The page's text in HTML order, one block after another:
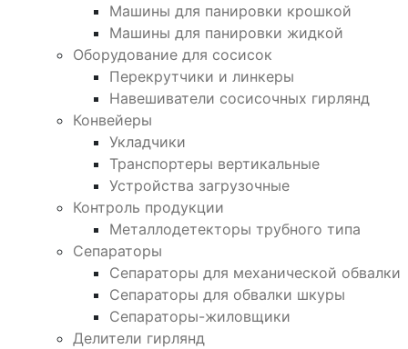
Машины для панировки крошкой
Машины для панировки жидкой
Оборудование для сосисок
Перекрутчики и линкеры
Навешиватели сосисочных гирлянд
Конвейеры
Укладчики
Транспортеры вертикальные
Устройства загрузочные
Контроль продукции
Металлодетекторы трубного типа
Сепараторы
Сепараторы для механической обвалки
Сепараторы для обвалки шкуры
Сепараторы-жиловщики
Делители гирлянд